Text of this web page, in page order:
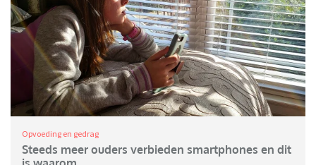
Opvoeding en gedrag
Steeds meer ouders verbieden smartphones en dit